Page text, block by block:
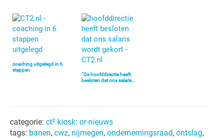
coaching uitgelegd in 6
stappen
“De hoofddirectie heeft
besloten dat ons salaris…
categorie: ct² kiosk: or-nieuws
tags: banen, cwz, nijmegen, ondernemingsraad, ontslag,